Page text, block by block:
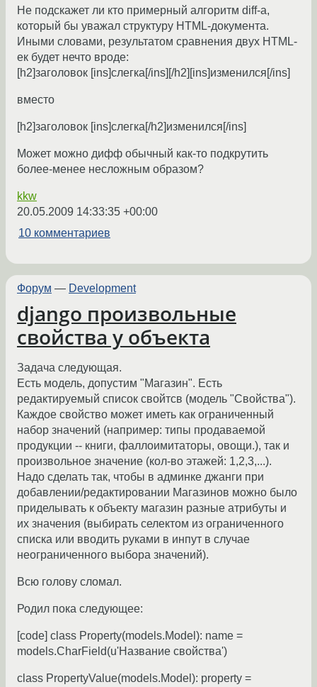
Не подскажет ли кто примерный алгоритм diff-а,
который бы уважал структуру HTML-документа.
Иными словами, результатом сравнения двух HTML-
ек будет нечто вроде:
[h2]заголовок [ins]слегка[/ins][/h2][ins]изменился[/ins]
вместо
[h2]заголовок [ins]слегка[/h2]изменился[/ins]
Может можно дифф обычный как-то подкрутить
более-менее несложным образом?
kkw
20.05.2009 14:33:35 +00:00
10 комментариев
Форум — Development
django произвольные
свойства у объекта
Задача следующая.
Есть модель, допустим "Магазин". Есть
редактируемый список свойтсв (модель "Свойства").
Каждое свойство может иметь как ограниченный
набор значений (например: типы продаваемой
продукции -- книги, фаллоимитаторы, овощи.), так и
произвольное значение (кол-во этажей: 1,2,3,...).
Надо сделать так, чтобы в админке джанги при
добавлении/редактировании Магазинов можно было
приделывать к объекту магазин разные атрибуты и
их значения (выбирать селектом из ограниченного
списка или вводить руками в инпут в случае
неограниченного выбора значений).
Всю голову сломал.
Родил пока следующее:
[code] class Property(models.Model): name =
models.CharField(u'Название свойства')
class PropertyValue(models.Model): property =